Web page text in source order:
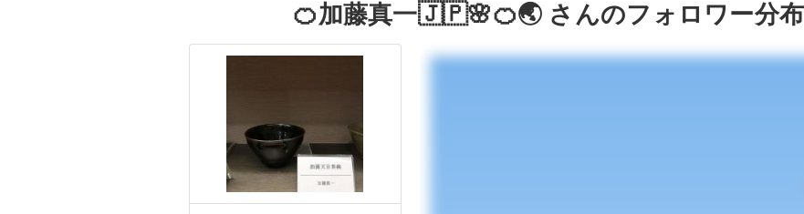
🍊加藤真一🇯🇵🌸🍊🌏 さんのフォロワー分